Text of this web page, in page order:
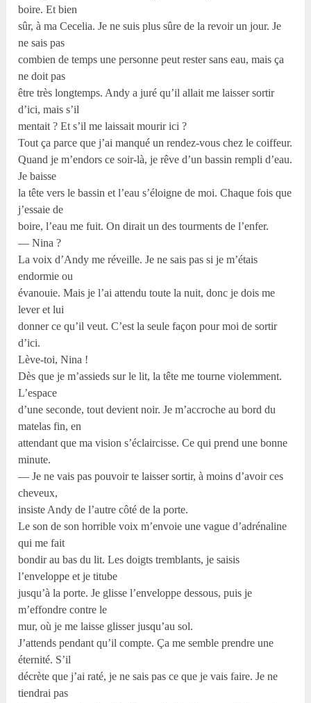
boire. Et bien
sûr, à ma Cecelia. Je ne suis plus sûre de la revoir un jour. Je
ne sais pas
combien de temps une personne peut rester sans eau, mais ça
ne doit pas
être très longtemps. Andy a juré qu’il allait me laisser sortir
d’ici, mais s’il
mentait ? Et s’il me laissait mourir ici ?
Tout ça parce que j’ai manqué un rendez-vous chez le coiffeur.
Quand je m’endors ce soir-là, je rêve d’un bassin rempli d’eau.
Je baisse
la tête vers le bassin et l’eau s’éloigne de moi. Chaque fois que
j’essaie de
boire, l’eau me fuit. On dirait un des tourments de l’enfer.
— Nina ?
La voix d’Andy me réveille. Je ne sais pas si je m’étais
endormie ou
évanouie. Mais je l’ai attendu toute la nuit, donc je dois me
lever et lui
donner ce qu’il veut. C’est la seule façon pour moi de sortir
d’ici.
Lève-toi, Nina !
Dès que je m’assieds sur le lit, la tête me tourne violemment.
L’espace
d’une seconde, tout devient noir. Je m’accroche au bord du
matelas fin, en
attendant que ma vision s’éclaircisse. Ce qui prend une bonne
minute.
— Je ne vais pas pouvoir te laisser sortir, à moins d’avoir ces
cheveux,
insiste Andy de l’autre côté de la porte.
Le son de son horrible voix m’envoie une vague d’adrénaline
qui me fait
bondir au bas du lit. Les doigts tremblants, je saisis
l’enveloppe et je titube
jusqu’à la porte. Je glisse l’enveloppe dessous, puis je
m’effondre contre le
mur, où je me laisse glisser jusqu’au sol.
J’attends pendant qu’il compte. Ça me semble prendre une
éternité. S’il
décrète que j’ai raté, je ne sais pas ce que je vais faire. Je ne
tiendrai pas